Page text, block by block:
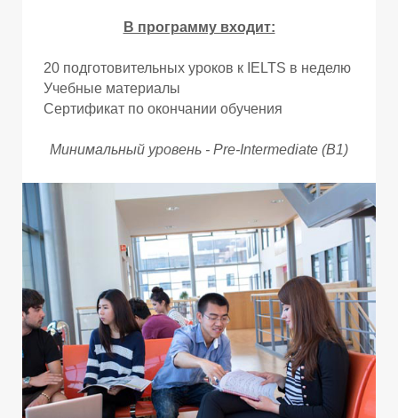
Р
В программу входит:
20 подготовительных уроков к IELTS в неделю
Учебные материалы
Сертификат по окончании обучения
Минимальный уровень - Pre-Intermediate (B1)
Р